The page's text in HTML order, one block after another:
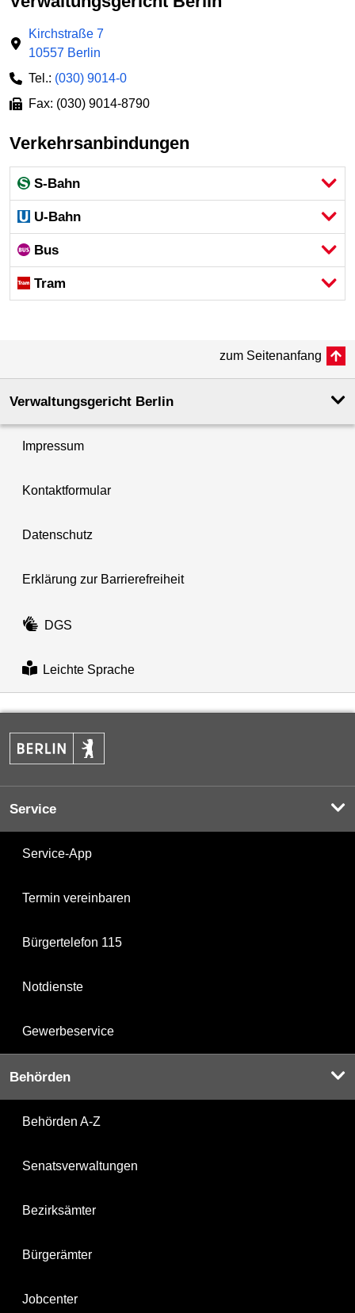
Kirchstraße 7
10557 Berlin
Tel.: (030) 9014-0
Fax: (030) 9014-8790
Verkehrsanbindungen
S-Bahn
U-Bahn
Bus
Tram
zum Seitenanfang
Verwaltungsgericht Berlin
Impressum
Kontaktformular
Datenschutz
Erklärung zur Barrierefreiheit
DGS
Leichte Sprache
Service
Service-App
Termin vereinbaren
Bürgertelefon 115
Notdienste
Gewerbeservice
Behörden
Behörden A-Z
Senatsverwaltungen
Bezirksämter
Bürgerämter
Jobcenter